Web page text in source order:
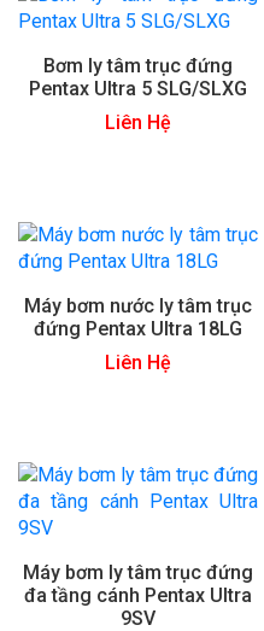
Bơm ly tâm trục đứng
Pentax Ultra 5 SLG/SLXG
Liên Hệ
Máy bơm nước ly tâm trục
đứng Pentax Ultra 18LG
Liên Hệ
Máy bơm ly tâm trục đứng
đa tầng cánh Pentax Ultra
9SV